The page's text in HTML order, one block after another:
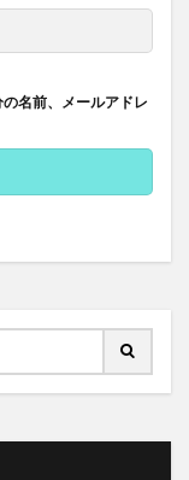
名前、メールアドレ